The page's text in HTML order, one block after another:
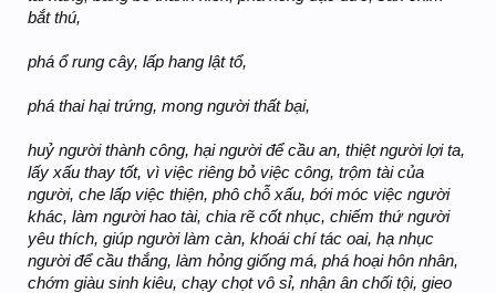
bắt thú,
phá ổ rung cây, lấp hang lật tổ,
phá thai hại trứng, mong người thất bại,
huỷ người thành công, hại người để cầu an, thiệt người lợi ta,
lấy xấu thay tốt, vì việc riêng bỏ việc công, trộm tài của
người, che lấp việc thiện, phô chỗ xấu, bới móc việc người
khác, làm người hao tài, chia rẽ cốt nhục, chiếm thứ người
yêu thích, giúp người làm càn, khoái chí tác oai, hạ nhục
người để cầu thắng, làm hỏng giống má, phá hoại hôn nhân,
chớm giàu sinh kiêu, chạy chọt vô sỉ, nhận ân chối tội, gieo